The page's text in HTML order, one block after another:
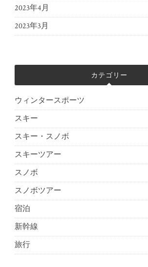
2023年4月
2023年3月
カテゴリー
ウィンタースポーツ
スキー
スキー・スノボ
スキーツアー
スノボ
スノボツアー
宿泊
新幹線
旅行